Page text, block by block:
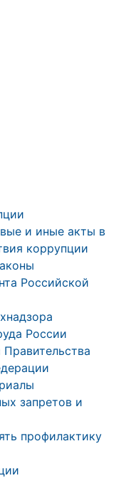
и иные акты в
коррупции
Российской
России
запретов и
профилактику